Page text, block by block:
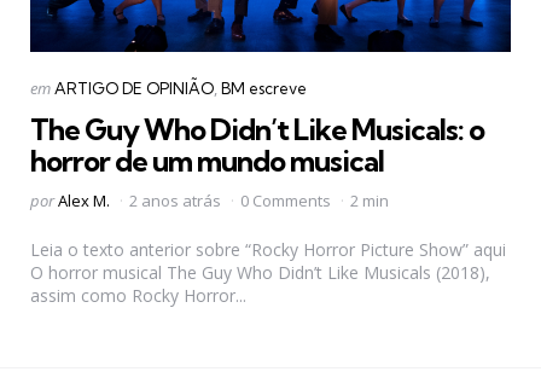
Categorias
Postado
emARTIGO DE OPINIÃO BM escreve
The Guy Who Didn’t Like Musicals: o
horror de um mundo musical
Postado
porAlex M. 2 anos atrás 0 Comments 2 min
Leia o texto anterior sobre “Rocky Horror Picture Show” aqui
O horror musical The Guy Who Didn’t Like Musicals (2018),
assim como Rocky Horror...